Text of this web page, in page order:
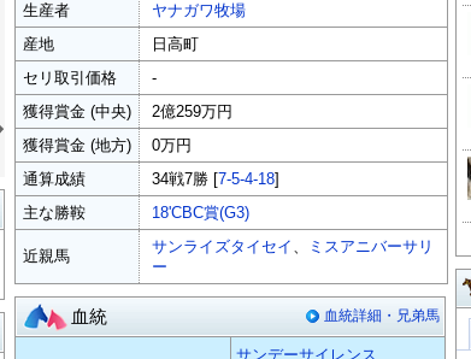
生産者
ヤナガワ牧場
産地
日高町
セリ取引価格
-
獲得賞金 (中央)
2億259万円
獲得賞金 (地方)
0万円
通算成績
34戦7勝 [7-5-4-18]
主な勝鞍
18'CBC賞(G3)
近親馬
サンライズタイセイ 、
ミスアニバーサリ
ー
血統 血統詳細・兄弟馬
サンデーサイレンス